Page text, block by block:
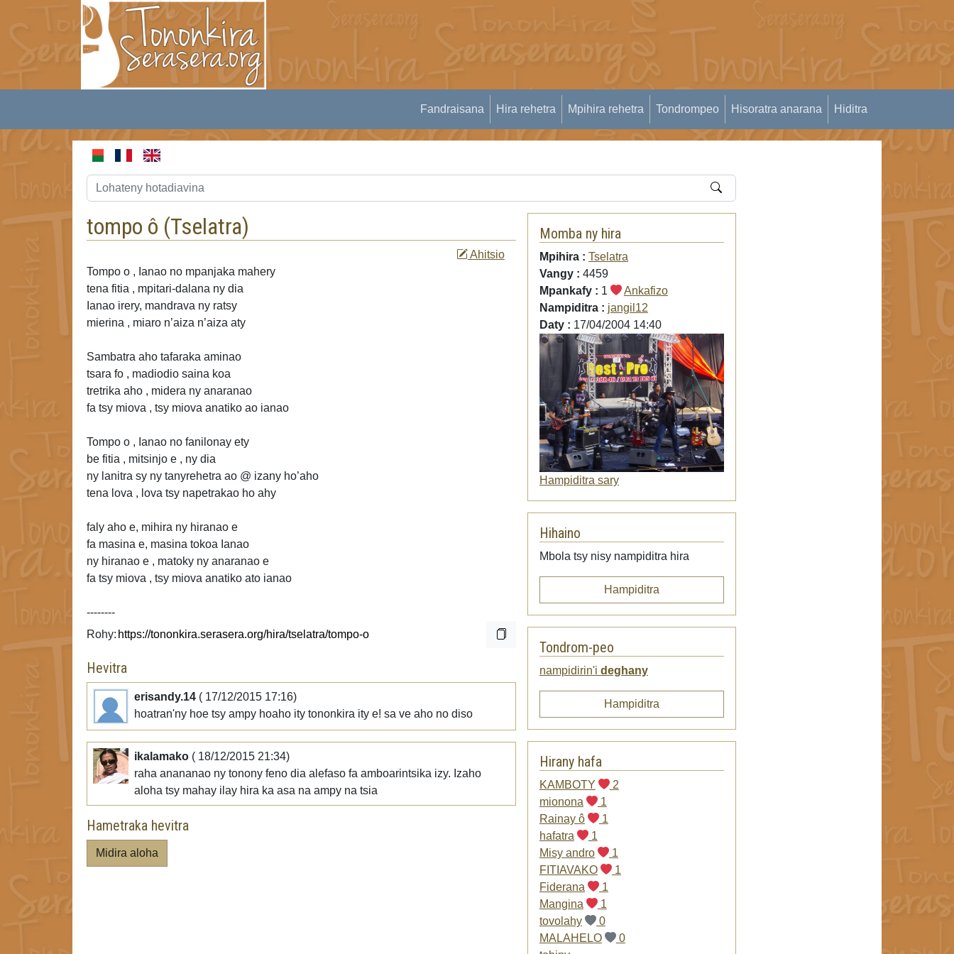
Fandraisana Hira rehetra Mpihira rehetra Tondrompeo Hisoratra anarana Hiditra
tompo ô (Tselatra)
Ahitsio
Tompo o , Ianao no mpanjaka mahery
tena fitia , mpitari-dalana ny dia
Ianao irery, mandrava ny ratsy
mierina , miaro n’aiza n’aiza aty
Sambatra aho tafaraka aminao
tsara fo , madiodio saina koa
tretrika aho , midera ny anaranao
fa tsy miova , tsy miova anatiko ao ianao
Tompo o , Ianao no fanilonay ety
be fitia , mitsinjo e , ny dia
ny lanitra sy ny tanyrehetra ao @ izany ho’aho
tena lova , lova tsy napetrakao ho ahy
faly aho e, mihira ny hiranao e
fa masina e, masina tokoa Ianao
ny hiranao e , matoky ny anaranao e
fa tsy miova , tsy miova anatiko ato ianao
--------
Rohy:
Hevitra
erisandy.14 ( 17/12/2015 17:16)
hoatran'ny hoe tsy ampy hoaho ity tononkira ity e! sa ve aho no diso
ikalamako ( 18/12/2015 21:34)
raha anananao ny tonony feno dia alefaso fa amboarintsika izy. Izaho
aloha tsy mahay ilay hira ka asa na ampy na tsia
Hametraka hevitra
Midira aloha
Momba ny hira
Mpihira : Tselatra
Vangy : 4459
Mpankafy : 1
Ankafizo
Nampiditra : jangil12
Daty : 17/04/2004 14:40
Hampiditra sary
Hihaino
Mbola tsy nisy nampiditra hira
Hampiditra
Tondrom-peo
nampidirin'i deghany
Hampiditra
Hirany hafa
KAMBOTY
2
mionona
1
Rainay ô
1
hafatra
1
Misy andro
1
FITIAVAKO
1
Fiderana
1
Mangina
1
tovolahy
0
MALAHELO
0